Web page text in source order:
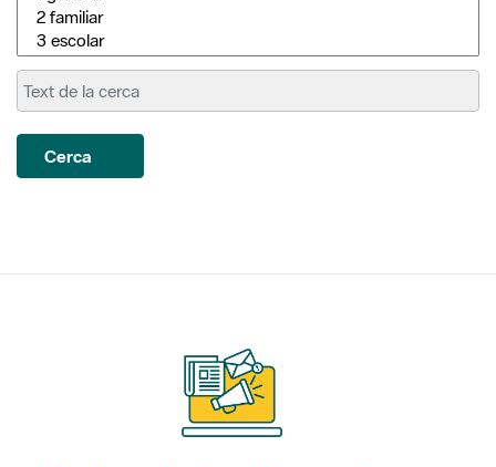
Cerca
Subscriu-te als nostres
butlletins